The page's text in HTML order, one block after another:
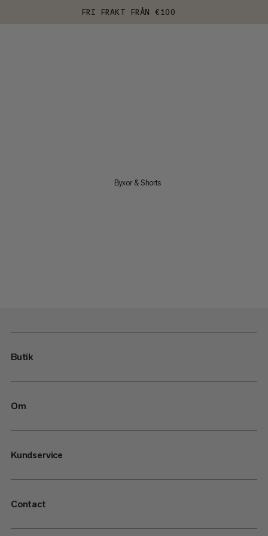
FRI FRAKT FRÅN €100
Byxor & Shorts
Butik
Om
Kundservice
Contact